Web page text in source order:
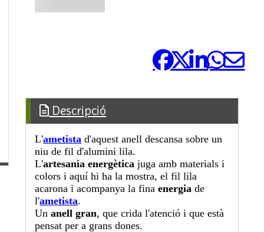
Descripció
L'ametista d'aquest anell descansa sobre un
niu de fil d'alumini lila.
L'artesania energètica juga amb materials i
colors i aquí hi ha la mostra, el fil lila
acarona i acompanya la finaenergia de
l'ametista.
Unanell gran, que crida l'atenció i que està
pensat per a grans dones.